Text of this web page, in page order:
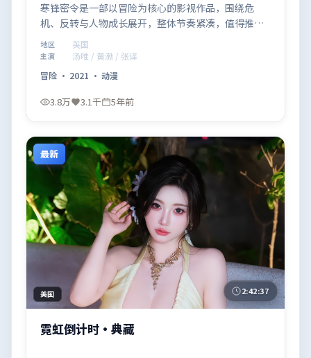
寒锋密令是一部以冒险为核心的影视作品，围绕危
机、反转与人物成长展开，整体节奏紧凑，值得推荐
观看。
地区 英国
主演
汤唯 / 黄渤 / 张译
冒险 · 2021 · 动漫
3.8万 3.1千 5年前
最新
美国 2:42:37
霓虹倒计时·典藏